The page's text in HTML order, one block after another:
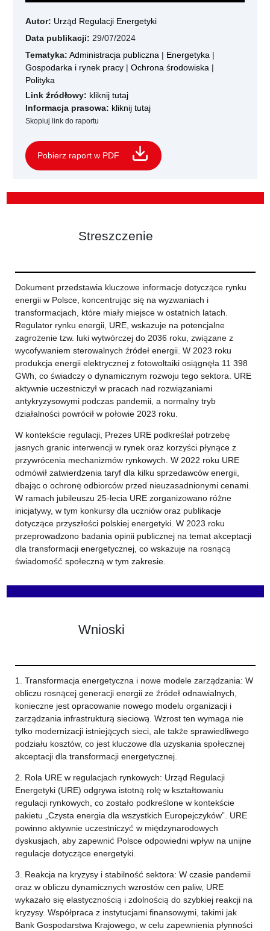
Autor: Urząd Regulacji Energetyki
Data publikacji: 29/07/2024
Tematyka: Administracja publiczna | Energetyka |
Gospodarka i rynek pracy | Ochrona środowiska |
Polityka
Link źródłowy: kliknij tutaj
Informacja prasowa: kliknij tutaj
Skopiuj link do raportu
Pobierz raport w PDF
Streszczenie
Dokument przedstawia kluczowe informacje dotyczące rynku
energii w Polsce, koncentrując się na wyzwaniach i
transformacjach, które miały miejsce w ostatnich latach.
Regulator rynku energii, URE, wskazuje na potencjalne
zagrożenie tzw. luki wytwórczej do 2036 roku, związane z
wycofywaniem sterowalnych źródeł energii. W 2023 roku
produkcja energii elektrycznej z fotowoltaiki osiągnęła 11 398
GWh, co świadczy o dynamicznym rozwoju tego sektora. URE
aktywnie uczestniczył w pracach nad rozwiązaniami
antykryzysowymi podczas pandemii, a normalny tryb
działalności powrócił w połowie 2023 roku.
W kontekście regulacji, Prezes URE podkreślał potrzebę
jasnych granic interwencji w rynek oraz korzyści płynące z
przywrócenia mechanizmów rynkowych. W 2022 roku URE
odmówił zatwierdzenia taryf dla kilku sprzedawców energii,
dbając o ochronę odbiorców przed nieuzasadnionymi cenami.
W ramach jubileuszu 25-lecia URE zorganizowano różne
inicjatywy, w tym konkursy dla uczniów oraz publikacje
dotyczące przyszłości polskiej energetyki. W 2023 roku
przeprowadzono badania opinii publicznej na temat akceptacji
dla transformacji energetycznej, co wskazuje na rosnącą
świadomość społeczną w tym zakresie.
Wnioski
1. Transformacja energetyczna i nowe modele zarządzania: W
obliczu rosnącej generacji energii ze źródeł odnawialnych,
konieczne jest opracowanie nowego modelu organizacji i
zarządzania infrastrukturą sieciową. Wzrost ten wymaga nie
tylko modernizacji istniejących sieci, ale także sprawiedliwego
podziału kosztów, co jest kluczowe dla uzyskania społecznej
akceptacji dla transformacji energetycznej.
2. Rola URE w regulacjach rynkowych: Urząd Regulacji
Energetyki (URE) odgrywa istotną rolę w kształtowaniu
regulacji rynkowych, co zostało podkreślone w kontekście
pakietu „Czysta energia dla wszystkich Europejczyków”. URE
powinno aktywnie uczestniczyć w międzynarodowych
dyskusjach, aby zapewnić Polsce odpowiedni wpływ na unijne
regulacje dotyczące energetyki.
3. Reakcja na kryzysy i stabilność sektora: W czasie pandemii
oraz w obliczu dynamicznych wzrostów cen paliw, URE
wykazało się elastycznością i zdolnością do szybkiej reakcji na
kryzysy. Współpraca z instytucjami finansowymi, takimi jak
Bank Gospodarstwa Krajowego, w celu zapewnienia płynności